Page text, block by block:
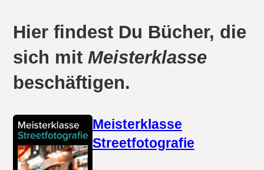
Hier findest Du Bücher, die
sich mitMeisterklasse
beschäftigen.
Meisterklasse
Streetfotografie